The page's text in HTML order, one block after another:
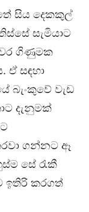
සිය දෙකකුල්
සැමියාට
ගිණුමක
ඒ සඳහා
බැංකුවේ වැඩ
දැනුමක්
ගන්නට ඈ
සේ රැකී
ඉතිරි කරගත්